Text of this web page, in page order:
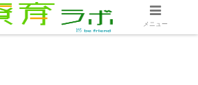
事業所を影で支える友だちの力│コラ
メニュー